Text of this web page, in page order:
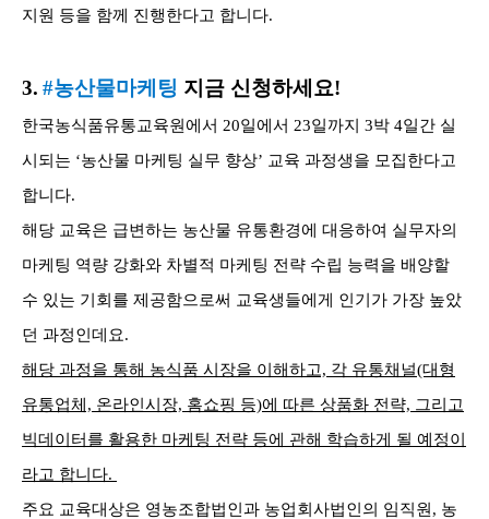
지원 등을 함께 진행한다고 합니다.
3. #농산물마케팅 지금 신청하세요!
한국농식품유통교육원에서 20일에서 23일까지 3박 4일간 실
시되는 ‘농산물 마케팅 실무 향상’ 교육 과정생을 모집한다고
합니다.
해당 교육은 급변하는 농산물 유통환경에 대응하여 실무자의
마케팅 역량 강화와 차별적 마케팅 전략 수립 능력을 배양할
수 있는 기회를 제공함으로써 교육생들에게 인기가 가장 높았
던 과정인데요.
해당 과정을 통해 농식품 시장을 이해하고, 각 유통채널(대형
유통업체, 온라인시장, 홈쇼핑 등)에 따른 상품화 전략, 그리고
빅데이터를 활용한 마케팅 전략 등에 관해 학습하게 될 예정이
라고 합니다.
주요 교육대상은 영농조합법인과 농업회사법인의 임직원, 농